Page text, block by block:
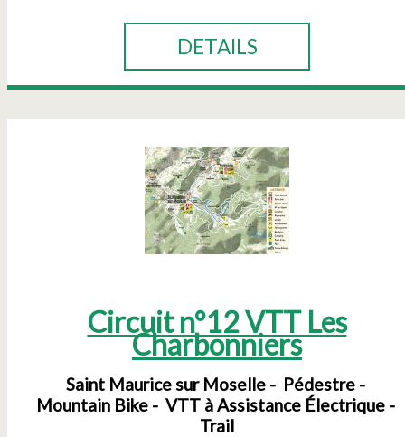
DETAILS
Circuit n°12 VTT Les
Charbonniers
Saint Maurice sur Moselle
Pédestre
Mountain Bike
VTT à Assistance Électrique
Trail